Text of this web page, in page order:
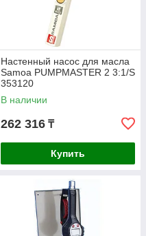
Настенный насос для масла
Samoa PUMPMASTER 2 3:1/S
353120
В наличии
262 316 ₸
Купить